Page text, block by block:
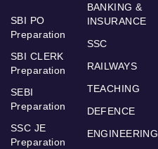
SBI PO
Preparation
SBI CLERK
Preparation
SEBI
Preparation
SSC JE
Preparation
BANKING &
INSURANCE
SSC
RAILWAYS
TEACHING
DEFENCE
ENGINEERING